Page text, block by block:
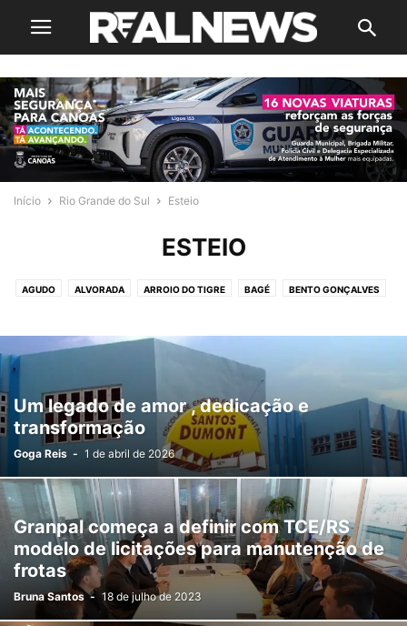
Início Rio Grande do Sul Esteio
ESTEIO
AGUDO ALVORADA ARROIO DO TIGRE BAGÉ BENTO GONÇALVES
CAPÃO DA PORTEIRA CARAZINHO CAXIAS DO SUL CHUVISCA
DOIS IRMÃOS
ESTÂNCIA VELHA GARIBALDI
GRAVATAI GUAÍBA IJUÍ IRAÍ ITAARA ITACURUBI
JAGUARI LAJEADO LITORAL MINAS GERAIS MONTENEGRO
MUÇUM NOVA ESPERANÇA DO SUL NOVA PETRÓPOLIS
NOVA SANTA RITA NOVO HAMBURGO OSÓRIO PANAMBI
PARECI NOVO PASSO FUNDO PELOTAS PORTO ALEGRE
RIO GRANDE ROSÁRIO DO SUL SANTA MARIA SANTIAGO
SÃO BORJA SÃO FRANCISCO DE ASSIS SÃO GABRIEL
SÃO LEOPOLDO SAPIRANGA SAPUCAIA DO SUL SERRA
SOBRADINHO TIRADENTES DO SUL TRIUNFO
Um legado de amor , dedicação e
transformação
Goga Reis - 1 de abril de 2026
Granpal começa a definir com TCE/RS
modelo de licitações para manutenção de
frotas
Bruna Santos - 18 de julho de 2023